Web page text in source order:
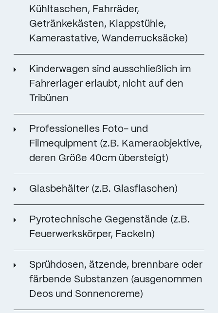
Kühltaschen, Fahrräder,
Getränkekästen, Klappstühle,
Kamerastative, Wanderrucksäcke)
Kinderwagen sind ausschließlich im
Fahrerlager erlaubt, nicht auf den
Tribünen
Professionelles Foto- und
Filmequipment (z.B. Kameraobjektive,
deren Größe 40cm übersteigt)
Glasbehälter (z.B. Glasflaschen)
Pyrotechnische Gegenstände (z.B.
Feuerwerkskörper, Fackeln)
Sprühdosen, ätzende, brennbare oder
färbende Substanzen (ausgenommen
Deos und Sonnencreme)